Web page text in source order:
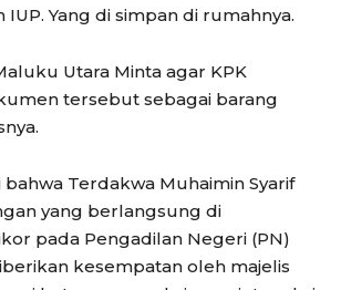
Yang di simpan di rumahnya.
Utara Minta agar KPK
tersebut sebagai barang
Terdakwa Muhaimin Syarif
yang berlangsung di
pada Pengadilan Negeri (PN)
kesempatan oleh majelis